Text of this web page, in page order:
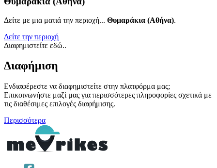
Δείτε με μια ματιά την περιοχή... Θυμαράκια (Αθήνα).
Δείτε την περιοχή
Διαφημιστείτε εδώ..
Διαφήμιση
Ενδιαφέρεστε να διαφημιστείτε στην πλατφόρμα μας;
Επικοινωνήστε μαζί μας για περισσότερες πληροφορίες σχετικά με
τις διαθέσιμες επιλογές διαφήμισης.
Περισσότερα